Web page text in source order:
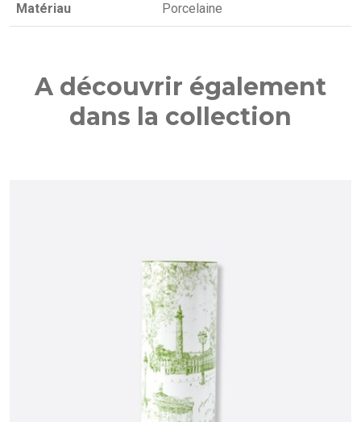
Matériau Porcelaine
A découvrir également
dans la collection